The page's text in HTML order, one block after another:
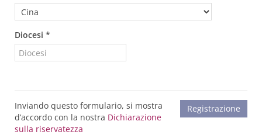
Diocesi *
Inviando questo formulario, si mostra
d’accordo con la nostra Dichiarazione
sulla riservatezza